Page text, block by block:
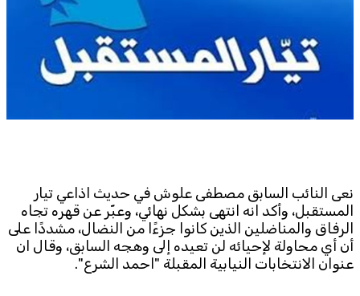
Horoscope
Writers
Legal
Cookies Policy
Subscribe to the newsletter
نعى النائب السابق مصطفى علوش في حديث اذاعي تيار
المستقبل، وأكد انه انتهى بشكل نهائي، وعبّر عن قهره تجاه
الرفاق والمناضلين الذين كانوا جزءًا من النضال، مشددًا على
أن أي محاولة لإحيائه لن تعيده إلى وهجه السابق، وقال ان
عنوان الانتخابات النيابية المقبلة "احمد الشرع".